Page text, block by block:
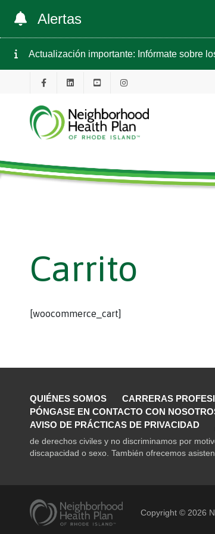
Alertas
Actualización importante: Infórmate sobre
Carrito
[woocommerce_cart]
QUIÉNES SOMOS
CARRERAS
PÓNGASE EN CONTACTO CON
AVISO DE PRÁCTICAS DE PRIVACIDAD
de derechos civiles y no discriminamos por
discapacidad o sexo. También ofrecemos
Copyright © 2026